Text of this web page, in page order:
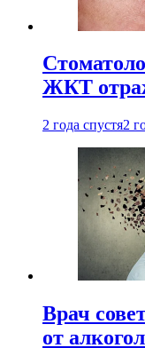
ЖКТ
2 года спустя2
Врач
от